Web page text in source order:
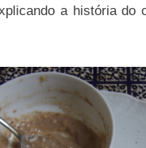
a história